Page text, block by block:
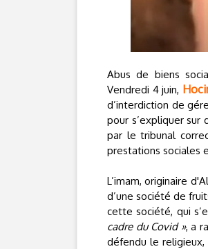
Abus de biens
Vendredi 4 juin,
d’interdiction de
pour s’expliquer sur
par le tribunal
prestations sociales
L’imam, originaire
d’une société de
cette société, qui
cadre du Covid », a
défendu le religieux,